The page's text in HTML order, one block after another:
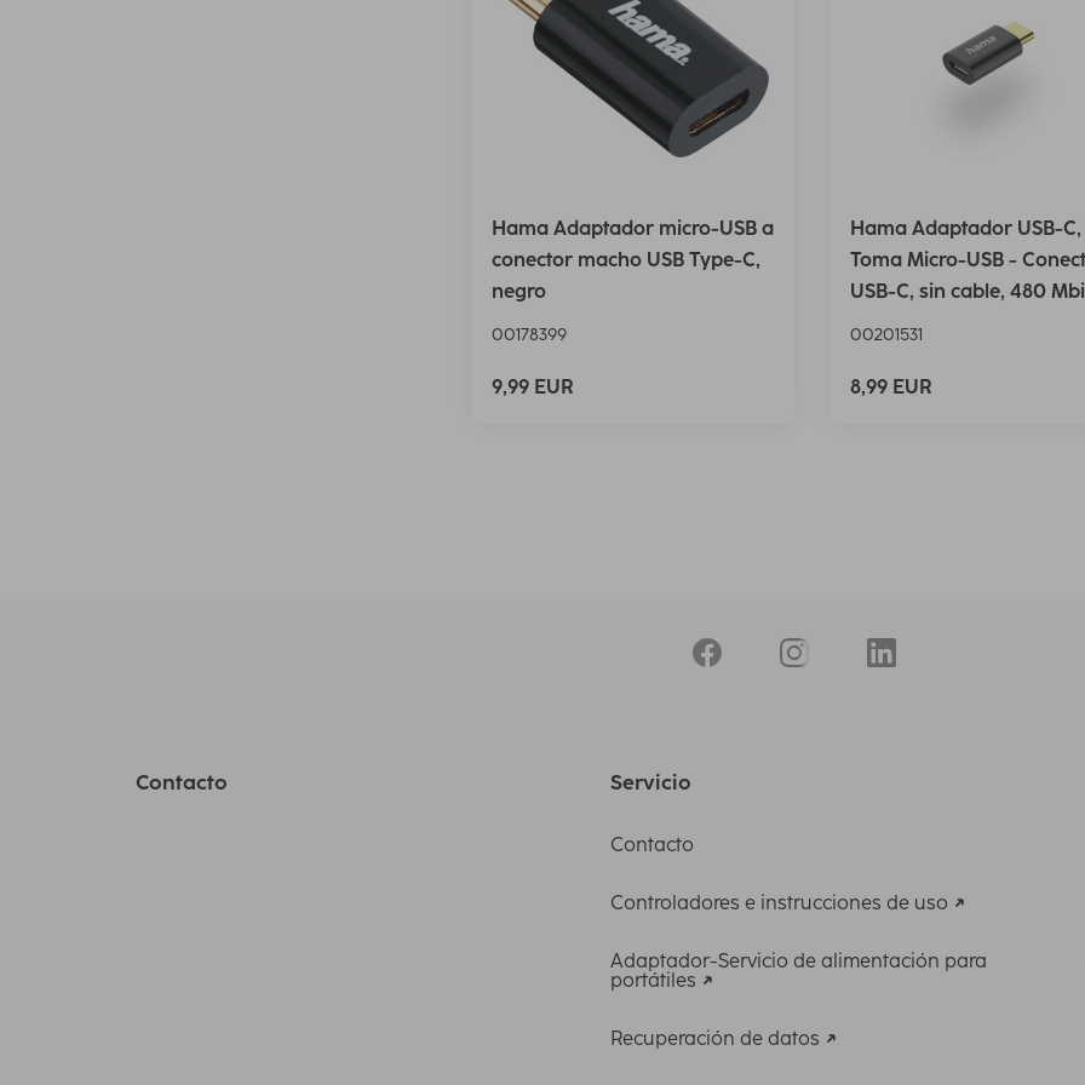
Hama Adaptador micro-USB a
conector macho USB Type-C,
negro
00178399
9,99 EUR
Hama Adaptador USB-C,
Toma Micro-USB -
USB-C, sin cable, 480
00201531
8,99 EUR
Contacto Servicio
Contacto
Controladores e instrucciones de uso
Adaptador-Servicio de alimentación para
portátiles
Recuperación de datos